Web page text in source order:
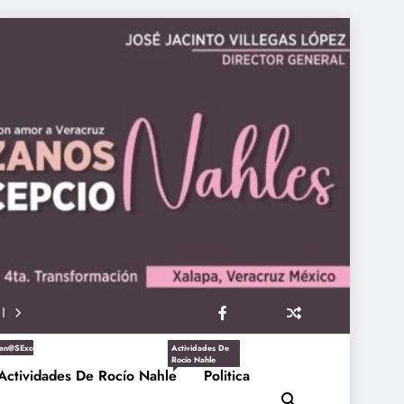
De Rocío Nahle
Actividades De
Rocío Nahle
Politica